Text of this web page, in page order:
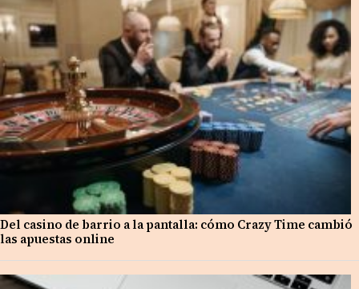
Del casino de barrio a la pantalla: cómo Crazy Time cambió
las apuestas online